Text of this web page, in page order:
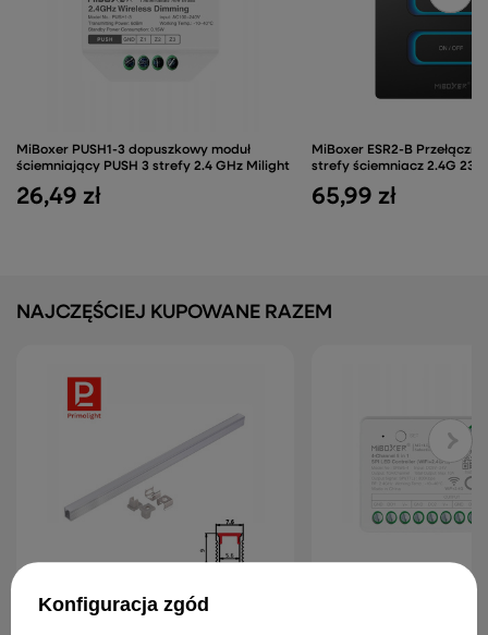
MiBoxer PUSH1-3 dopuszkowy moduł
ściemniający PUSH 3 strefy 2.4 GHz Milight
26,49 zł
MiBoxer ESR2-B
strefy ściemniacz 2.4G
65,99 zł
NAJCZĘŚCIEJ KUPOWANE RAZEM
PrimoLight Profil aluminiowy LED
wysoki srebrny
Konfiguracja zgód